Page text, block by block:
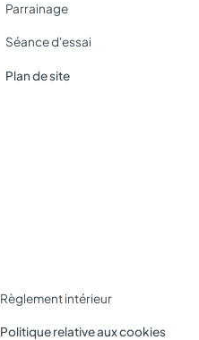
Parrainage
Séance d'essai
Plan de site
Règlement intérieur
Politique relative aux cookies